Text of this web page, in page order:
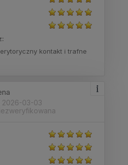
kontakt i trafne
2026-03-03